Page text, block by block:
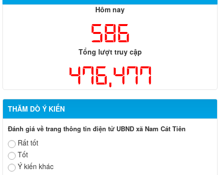
Hôm nay
586
Tổng lượt truy cập
476,477
THĂM DÒ Ý KIẾN
Đánh giá về trang thông tin điện tử UBND xã Nam Cát Tiên
Rất tốt
Tốt
Ý kiến khác